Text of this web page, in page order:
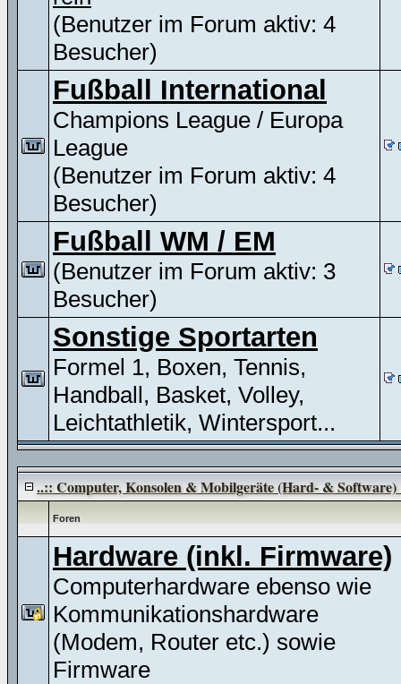
(Benutzer im Forum aktiv: 4
Besucher)
Fußball International
Champions League / Europa
League
(Benutzer im Forum aktiv: 4
Besucher)
Fußball WM / EM
(Benutzer im Forum aktiv: 3
Besucher)
Sonstige Sportarten
Formel 1, Boxen, Tennis,
Handball, Basket, Volley,
Leichtathletik, Wintersport...
..:: Computer, Konsolen & Mobilgeräte (Hard- & Software)
Foren
Hardware (inkl. Firmware)
Computerhardware ebenso wie
Kommunikationshardware
(Modem, Router etc.) sowie
Firmware